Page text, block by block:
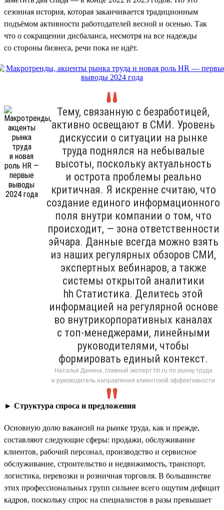
сезонная история, которая заканчивается традиционным
подъёмом активности работодателей весной и осенью. Так
что о сокращении дисбаланса, несмотря на все надежды
со стороны бизнеса, речи пока не идёт.
Тему, связанную с безработицей,
активно освещают в СМИ. Уровень
дискуссии о ситуации на рынке
труда поднялся на небывалые
высоты, поскольку актуальность
и острота проблемы реально
критичная. Я искренне считаю, что
создание единого информационного
поля внутри компании о том, что
происходит, — зона ответственности
эйчара. Данные всегда можно взять
из наших регулярных обзоров СМИ,
экспертных вебинаров, а также
системы открытой аналитики
hh Статистика. Делитесь этой
информацией на регулярной основе
во внутрикорпоративных каналах
с топ-менеджерами, линейными
руководителями, чтобы
формировать единый контекст.
Наталья Данина, главный эксперт hh.ru по рынку труда
и руководитель направления клиентской эффективности
► Структура спроса и предложения
Основную долю вакансий на рынке труда, как и прежде,
составляют следующие сферы: продажи, обслуживание
клиентов, рабочий персонал, производство и сервисное
обслуживание, строительство и недвижимость, транспорт,
логистика, перевозки и розничная торговля. В большинстве
этих профессиональных групп сильнее всего ощутим дефицит
кадров, поскольку спрос на специалистов в разы превышает